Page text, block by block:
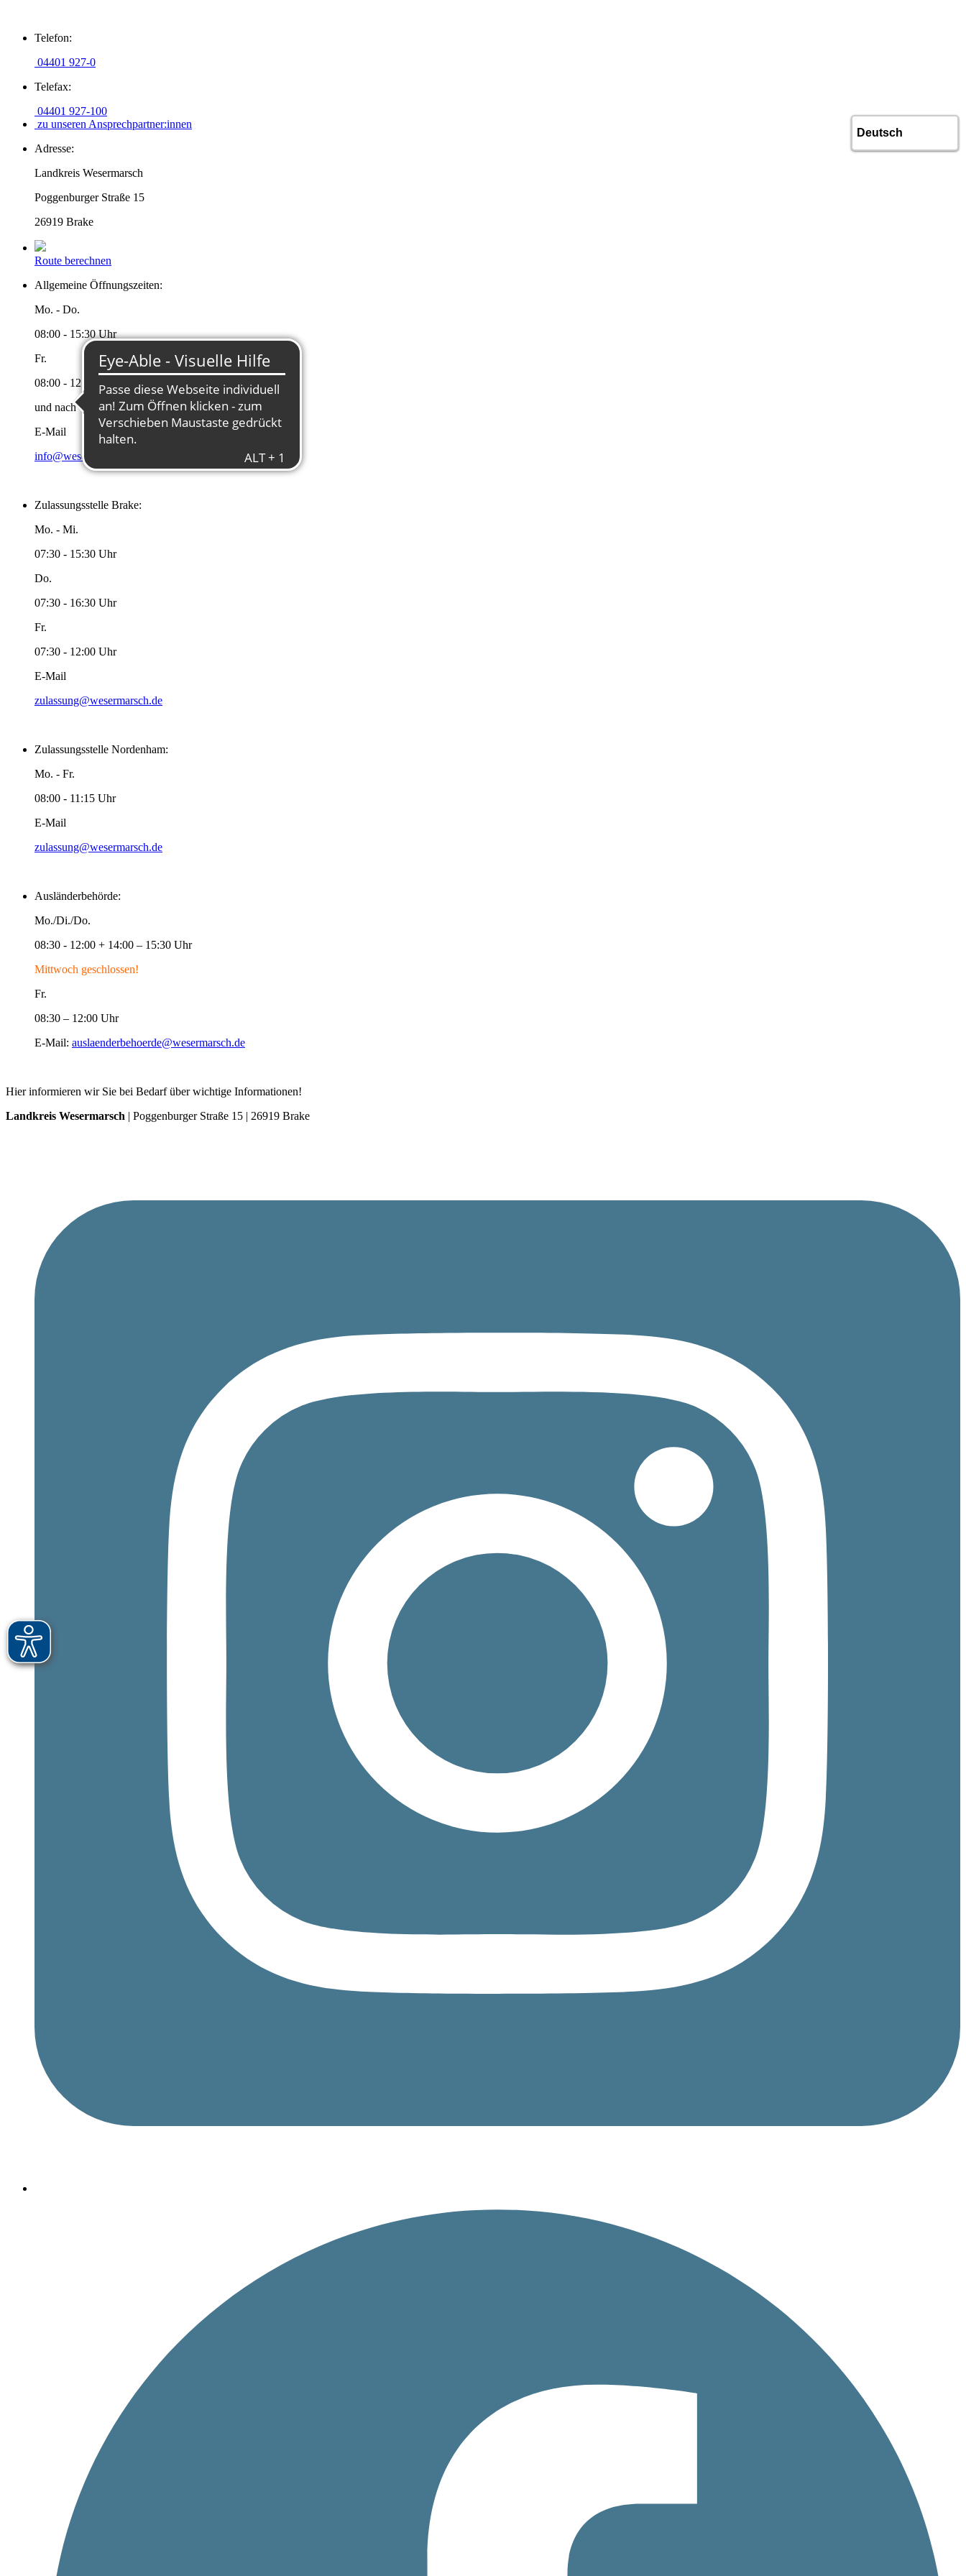
Inhalt
Telefon:
04401 927-0
Telefax:
04401 927-100
zu unseren Ansprechpartner:innen
Adresse:
Landkreis Wesermarsch
Poggenburger Straße 15
26919 Brake
Route berechnen
Allgemeine Öffnungszeiten:
Mo. - Do.
08:00 - 15:30 Uhr
Fr.
08:00 - 12:00 Uhr
und nach Vereinbarung
E-Mail
info@wesermarsch.de
Zulassungsstelle Brake:
Mo. - Mi.
07:30 - 15:30 Uhr
Do.
07:30 - 16:30 Uhr
Fr.
07:30 - 12:00 Uhr
E-Mail
zulassung@wesermarsch.de
Zulassungsstelle Nordenham:
Mo. - Fr.
08:00 - 11:15 Uhr
E-Mail
zulassung@wesermarsch.de
Ausländerbehörde:
Mo./Di./Do.
08:30 - 12:00 + 14:00 – 15:30 Uhr
Mittwoch geschlossen!
Fr.
08:30 – 12:00 Uhr
E-Mail: auslaenderbehoerde@wesermarsch.de
Hier informieren wir Sie bei Bedarf über wichtige Informationen!
Landkreis Wesermarsch | Poggenburger Straße 15 | 26919 Brake